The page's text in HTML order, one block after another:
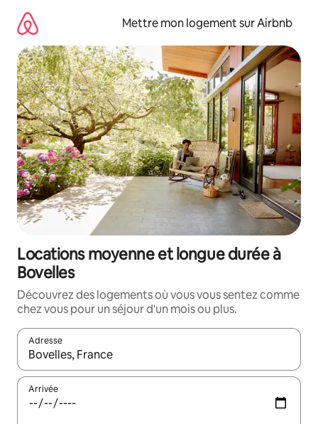
directement
contenu
Mettre mon logement sur Airbnb
Locations moyenne et longue durée à
Bovelles
Découvrez des logements où vous vous sentez comme
chez vous pour un séjour d'un mois ou plus.
Adresse
Lorsque les résultats s'affichent, utilisez les flèches vers le
Arrivée